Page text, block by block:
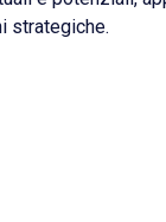
strategiche.